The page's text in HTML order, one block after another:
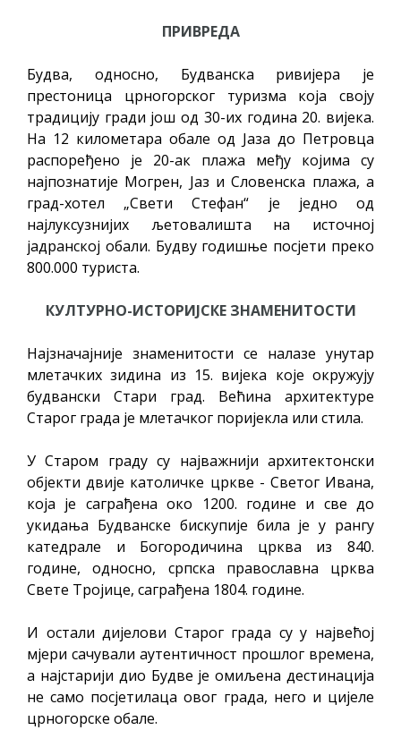
ПРИВРЕДА
Будвa, односно, Будванска ривијера je
престоница црногорског туризма која своју
традицију гради још од 30-их година 20. вијека.
На 12 километара обале од Јаза до Петровца
распоређено је 20-ак плажа међу којима су
најпознатије Могрен, Јаз и Словенска плажа, а
град-хотел „Свети Стефан“ је једно од
најлуксузнијих љетовалишта на источној
јадранској обали. Будву годишње посјети преко
800.000 туриста.
КУЛТУРНО-ИСТОРИЈСКЕ ЗНАМЕНИТОСТИ
Најзначајније знаменитости се налазе унутар
млетачких зидина из 15. вијека које окружују
будвански Стари град. Већина архитектуре
Старог града је млетачког поријекла или стила.
У Старом граду су најважнији архитектонски
објекти двије католичке цркве - Светог Ивана,
која је саграђена око 1200. године и све до
укидања Будванске бискупије била је у рангу
катедрале и Богородичина црква из 840.
године, односно, српска православна црква
Свете Тројице, саграђена 1804. године.
И остали дијелови Старог града су у највећој
мјери сачували аутентичност прошлог времена,
а најстарији дио Будве је омиљена дестинација
не само посјетилаца овог града, него и цијеле
црногорске обале.